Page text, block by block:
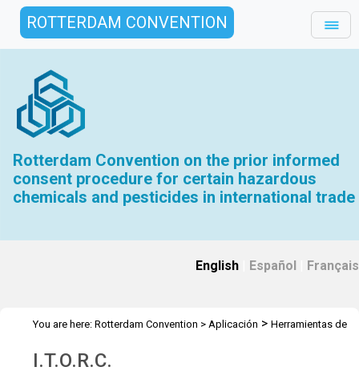
ROTTERDAM CONVENTION
Rotterdam Convention on the prior informed
consent procedure for certain hazardous
chemicals and pesticides in international trade
English Español Français
You are here: Rotterdam Convention > Aplicación > Herramientas de
I.T.O.R.C.